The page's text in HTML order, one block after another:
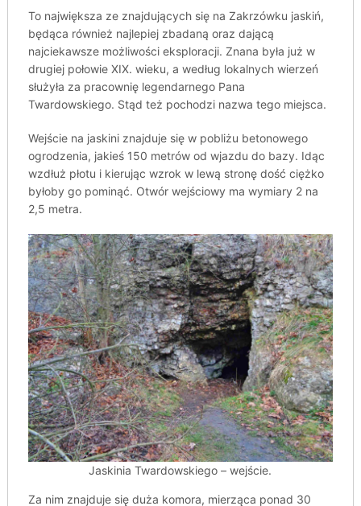
To największa ze znajdujących się na Zakrzówku jaskiń,
będąca również najlepiej zbadaną oraz dającą
najciekawsze możliwości eksploracji. Znana była już w
drugiej połowie XIX. wieku, a według lokalnych wierzeń
służyła za pracownię legendarnego Pana
Twardowskiego. Stąd też pochodzi nazwa tego miejsca.
Wejście na jaskini znajduje się w pobliżu betonowego
ogrodzenia, jakieś 150 metrów od wjazdu do bazy. Idąc
wzdłuż płotu i kierując wzrok w lewą stronę dość ciężko
byłoby go pominąć. Otwór wejściowy ma wymiary 2 na
2,5 metra.
Jaskinia Twardowskiego – wejście.
Za nim znajduje się duża komora, mierząca ponad 30